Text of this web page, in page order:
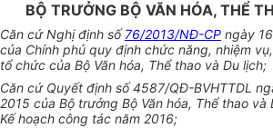
BỘ TRƯỞNG BỘ VĂN HÓA, THỂ
Căn cứ Nghị định số76/2013/NĐ-CP ngày
của Chính phủ quy định chức năng, nhiệm
tổ chức của Bộ Văn hóa, Thể thao và Du lịch;
Căn cứ Quyết định số 4587/QĐ-BVHTTDL
2015 của Bộ trưởng Bộ Văn hóa, Thể thao và
Kế hoạch công tác năm 2016;